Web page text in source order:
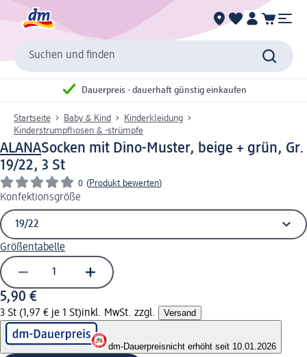
Suchen und finden
Dauerpreis - dauerhaft günstig einkaufen
Startseite Baby & Kind
Kinderkleidung
Kinderstrumpfhosen & -strümpfe
ALANASocken mit Dino-Muster, beige + grün, Gr.
19/22, 3 St
0 (Produkt bewerten)
Konfektionsgröße
Größentabelle
5,90 €
3 St (1,97 € je 1 St)inkl. MwSt. zzgl. Versand
dm-Dauerpreisnicht erhöht seit 10.01.2026